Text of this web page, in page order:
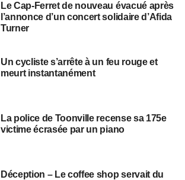
Le Cap-Ferret de nouveau évacué après
l’annonce d’un concert solidaire d’Afida
Turner
Un cycliste s’arrête à un feu rouge et
meurt instantanément
La police de Toonville recense sa 175e
victime écrasée par un piano
Déception – Le coffee shop servait du